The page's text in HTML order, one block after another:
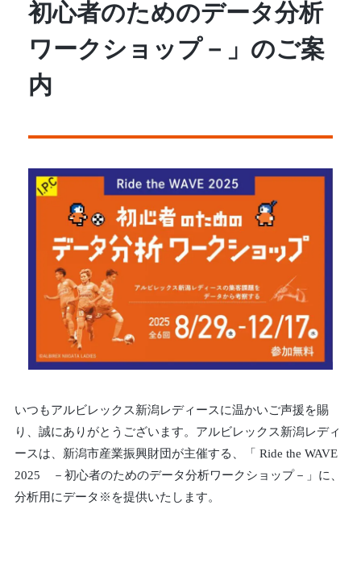
初心者のためのデータ分析
ワークショップ－」のご案
内
いつもアルビレックス新潟レディースに温かいご声援を賜
り、誠にありがとうございます。アルビレックス新潟レディ
ースは、新潟市産業振興財団が主催する、「 Ride the WAVE
2025 －初心者のためのデータ分析ワークショップ－」に、
分析用にデータ※を提供いたします。